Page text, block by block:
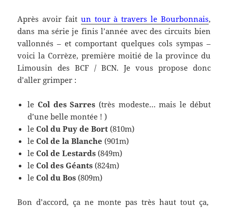
Après avoir fait un tour à travers le Bourbonnais,
dans ma série je finis l’année avec des circuits bien
vallonnés – et comportant quelques cols sympas –
voici la Corrèze, première moitié de la province du
Limousin des BCF / BCN. Je vous propose donc
d’aller grimper :
leCol des Sarres (très modeste… mais le début
d’une belle montée ! )
leCol du Puy de Bort (810m)
leCol de la Blanche (901m)
leCol de Lestards (849m)
leCol des Géants (824m)
leCol du Bos (809m)
Bon d’accord, ça ne monte pas très haut tout ça,